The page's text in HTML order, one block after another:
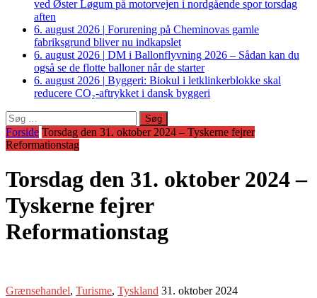
ved Øster Løgum på motorvejen i nordgående spor torsdag
aften
6. august 2026 | Forurening på Cheminovas gamle
fabriksgrund bliver nu indkapslet
6. august 2026 | DM i Ballonflyvning 2026 – Sådan kan du
også se de flotte balloner når de starter
6. august 2026 | Byggeri: Biokul i letklinkerblokke skal
reducere CO₂-aftrykket i dansk byggeri
Søg
efter:
Forside Torsdag den 31. oktober 2024 – Tyskerne fejrer
Reformationstag
Torsdag den 31. oktober 2024 –
Tyskerne fejrer
Reformationstag
Grænsehandel, Turisme, Tyskland 31. oktober 2024